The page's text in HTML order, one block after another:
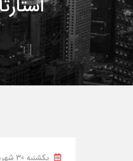
یکشنبه 30 شهریور 1399